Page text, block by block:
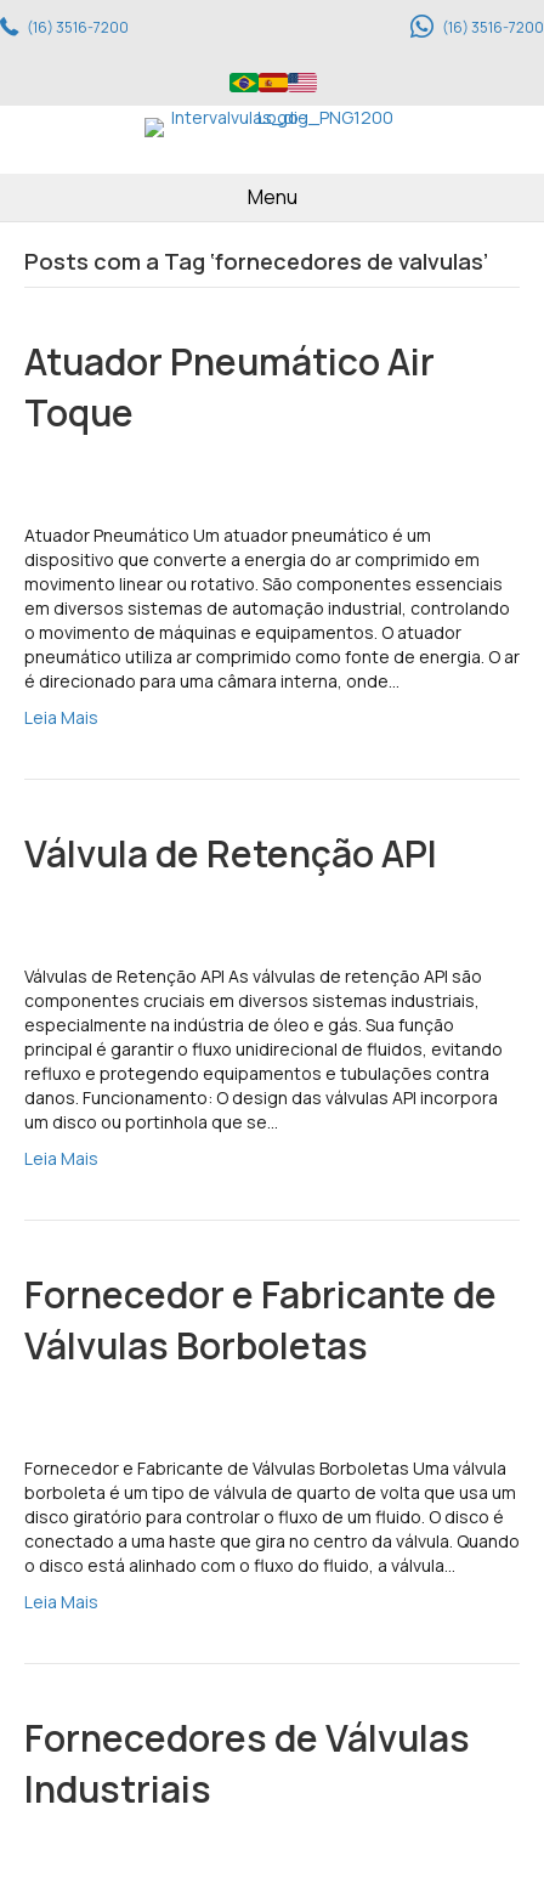
(16) 3516-7200 (16) 3516-7200
Menu
Posts com a Tag ‘fornecedores de valvulas’
Atuador Pneumático Air
Toque
Atuador Pneumático Um atuador pneumático é um
dispositivo que converte a energia do ar comprimido em
movimento linear ou rotativo. São componentes essenciais
em diversos sistemas de automação industrial, controlando
o movimento de máquinas e equipamentos. O atuador
pneumático utiliza ar comprimido como fonte de energia. O ar
é direcionado para uma câmara interna, onde…
Leia Mais
Válvula de Retenção API
Válvulas de Retenção API As válvulas de retenção API são
componentes cruciais em diversos sistemas industriais,
especialmente na indústria de óleo e gás. Sua função
principal é garantir o fluxo unidirecional de fluidos, evitando
refluxo e protegendo equipamentos e tubulações contra
danos. Funcionamento: O design das válvulas API incorpora
um disco ou portinhola que se…
Leia Mais
Fornecedor e Fabricante de
Válvulas Borboletas
Fornecedor e Fabricante de Válvulas Borboletas Uma válvula
borboleta é um tipo de válvula de quarto de volta que usa um
disco giratório para controlar o fluxo de um fluido. O disco é
conectado a uma haste que gira no centro da válvula. Quando
o disco está alinhado com o fluxo do fluido, a válvula…
Leia Mais
Fornecedores de Válvulas
Industriais